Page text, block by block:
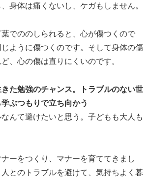
身体は痛くないし、ケガもしません。
でののしられると、心が傷つくので
ように傷つくのです。そして身体の傷
、心の傷は直りにくいのです。
きた勉強のチャンス。トラブルのない世
ぶつもりで立ち向かう
んて避けたいと思う。子どもも大人も
ーをつくり、マナーを育ててきまし
とのトラブルを避けて、気持ちよく暮